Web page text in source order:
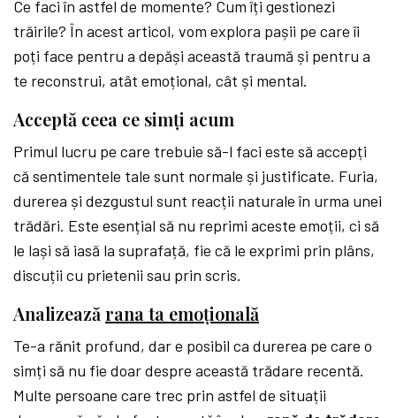
Ce faci în astfel de momente? Cum îți gestionezi
trăirile? În acest articol, vom explora pașii pe care îi
poți face pentru a depăși această traumă și pentru a
te reconstrui, atât emoțional, cât și mental.
Acceptă ceea ce simți acum
Primul lucru pe care trebuie să-l faci este să accepți
că sentimentele tale sunt normale și justificate. Furia,
durerea și dezgustul sunt reacții naturale în urma unei
trădări. Este esențial să nu reprimi aceste emoții, ci să
le lași să iasă la suprafață, fie că le exprimi prin plâns,
discuții cu prietenii sau prin scris.
Analizează rana ta emoțională
Te-a rănit profund, dar e posibil ca durerea pe care o
simți să nu fie doar despre această trădare recentă.
Multe persoane care trec prin astfel de situații